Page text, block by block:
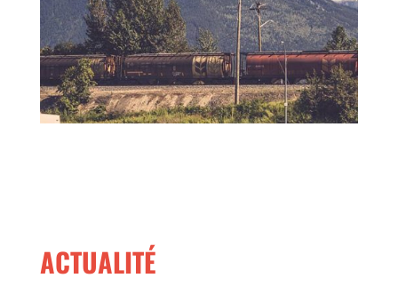
ACTUALITÉ